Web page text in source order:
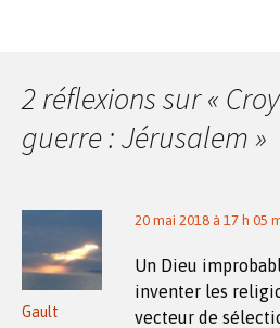
2 réflexions sur «
guerre : Jérusalem»
Gault
20 mai 2018 à 17 h 05
Un Dieu
inventer les
vecteur de